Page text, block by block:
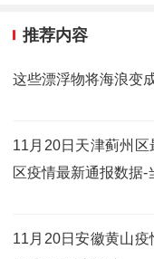
推荐内容
这些漂浮物将海浪变
11月20日天津蓟州
区疫情最新通报数据-
11月20日安徽黄山